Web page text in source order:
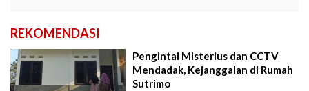
REKOMENDASI
Pengintai Misterius dan CCTV
Mendadak, Kejanggalan di Rumah
Sutrimo